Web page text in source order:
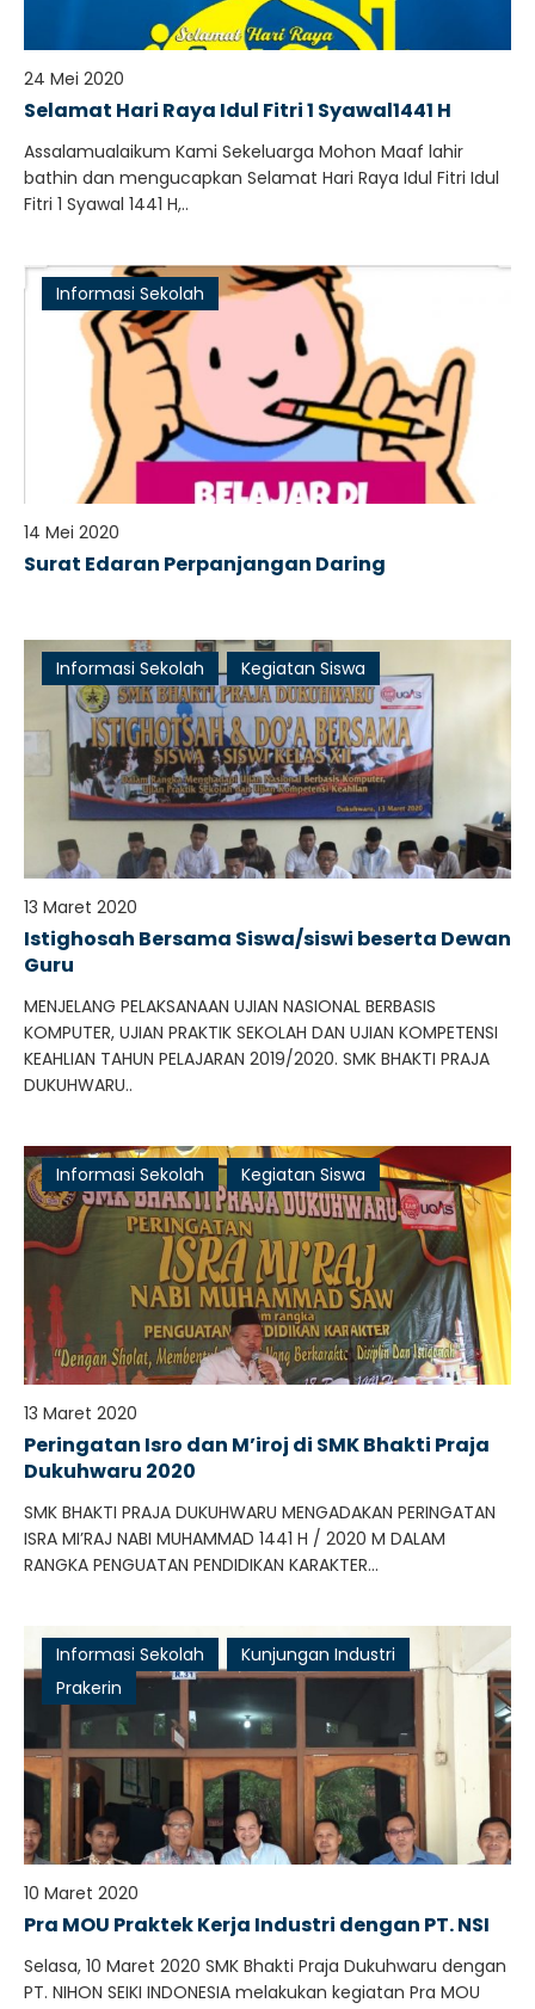
24 Mei 2020
Selamat Hari Raya Idul Fitri 1 Syawal1441 H
Assalamualaikum Kami Sekeluarga Mohon Maaf lahir
bathin dan mengucapkan Selamat Hari Raya Idul Fitri Idul
Fitri 1 Syawal 1441 H,..
Informasi Sekolah
14 Mei 2020
Surat Edaran Perpanjangan Daring
Informasi Sekolah Kegiatan Siswa
13 Maret 2020
Istighosah Bersama Siswa/siswi beserta Dewan
Guru
MENJELANG PELAKSANAAN UJIAN NASIONAL BERBASIS
KOMPUTER, UJIAN PRAKTIK SEKOLAH DAN UJIAN KOMPETENSI
KEAHLIAN TAHUN PELAJARAN 2019/2020. SMK BHAKTI PRAJA
DUKUHWARU..
Informasi Sekolah Kegiatan Siswa
13 Maret 2020
Peringatan Isro dan M’iroj di SMK Bhakti Praja
Dukuhwaru 2020
SMK BHAKTI PRAJA DUKUHWARU MENGADAKAN PERINGATAN
ISRA MI’RAJ NABI MUHAMMAD 1441 H / 2020 M DALAM
RANGKA PENGUATAN PENDIDIKAN KARAKTER...
Informasi Sekolah
Kunjungan Industri
Prakerin
10 Maret 2020
Pra MOU Praktek Kerja Industri dengan PT. NSI
Selasa, 10 Maret 2020 SMK Bhakti Praja Dukuhwaru dengan
PT. NIHON SEIKI INDONESIA melakukan kegiatan Pra MOU